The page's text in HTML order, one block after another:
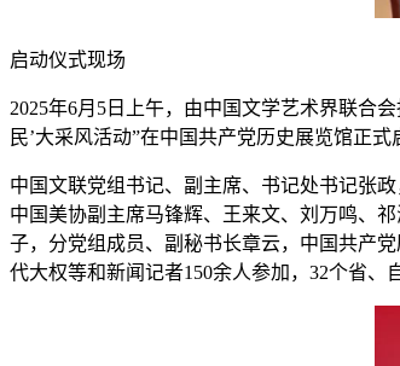
启动仪式现场
2025年6月5日上午，由中国文学艺术界联合
民’大采风活动”在中国共产党历史展览馆正式
中国文联党组书记、副主席、书记处书记张
中国美协副主席马锋辉、王来文、刘万鸣、
子，分党组成员、副秘书长章云，中国共产
代大权等和新闻记者150余人参加，32个省、